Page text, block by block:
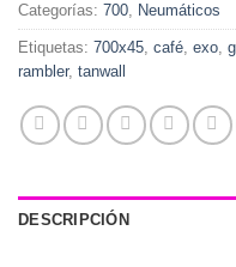
Categorías: 700, Neumáticos
Etiquetas: 700x45, café, exo,
rambler, tanwall
DESCRIPCIÓN